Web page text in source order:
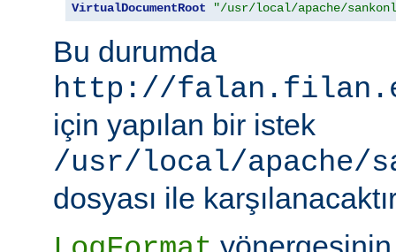
VirtualDocumentRoot "/usr/local/apache/
Bu durumda
http://
için yapılan bir istek
/usr/local/apache/
dosyası ile